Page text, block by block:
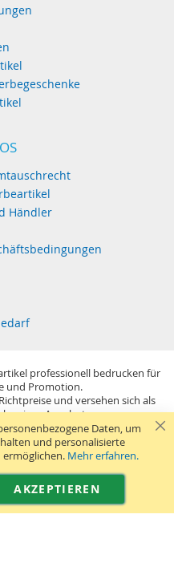
Händler
professionell bedrucken für
und Promotion.
und versehen sich als
eines Angebots.
(§14 BGB) im Sinne der
sich netto zzgl. MwSt. USB-
Druckkosten und GEMA.
Kontaktformular
Daten, um
und personalisierte
Mehr erfahren.
AKZEPTIEREN